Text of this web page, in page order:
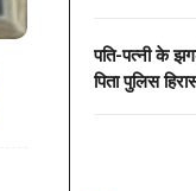
पति-पत्नी के
पिता पुलिस